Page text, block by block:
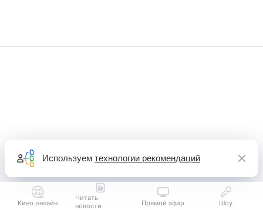
Кино онлайн
Читать
новости
Прямой эфир Шоу
Используем технологии рекомендаций